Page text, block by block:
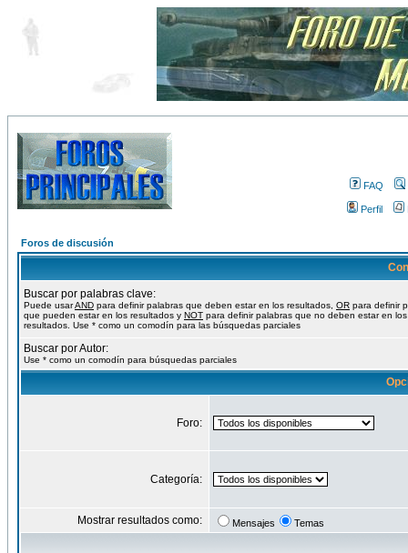
FAQ
Perfil
Foros de discusión
Buscar por palabras clave:
Puede usarAND para definir palabras que deben estar en los resultados, OR para definir
que pueden estar en los resultados y NOT para definir palabras que no deben estar en los
resultados. Use * como un comodín para las búsquedas parciales
Buscar por Autor:
Use * como un comodín para búsquedas parciales
Foro:
Categoría:
Mostrar resultados como: Mensajes Temas